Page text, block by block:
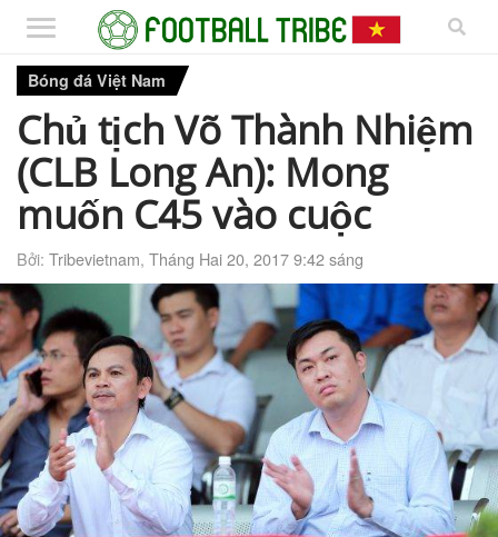
Bóng đá Việt Nam
Chủ tịch Võ Thành Nhiệm
(CLB Long An): Mong
muốn C45 vào cuộc
Bởi: Tribevietnam, Tháng Hai 20, 2017 9:42 sáng